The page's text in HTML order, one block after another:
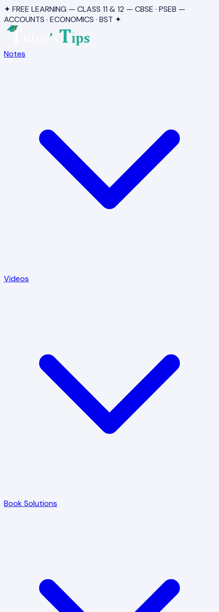
✦ FREE LEARNING — CLASS 11 & 12 — CBSE · PSEB —
ACCOUNTS · ECONOMICS · BST ✦
Notes
Videos
Book Solutions